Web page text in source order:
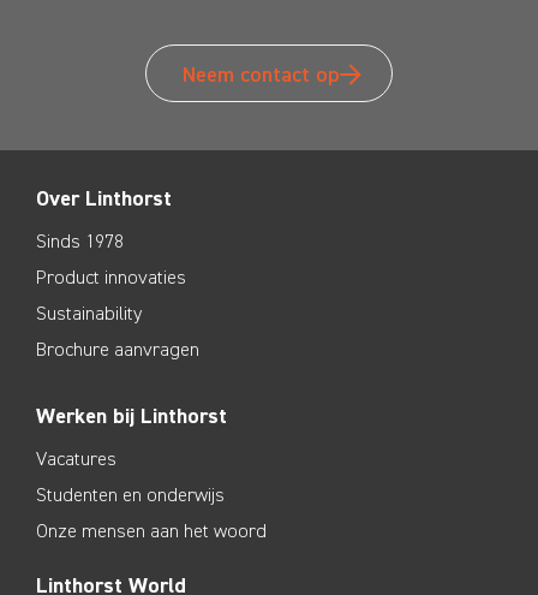
Neem contact op
Over Linthorst
Sinds 1978
Product innovaties
Sustainability
Brochure aanvragen
Werken bij Linthorst
Vacatures
Studenten en onderwijs
Onze mensen aan het woord
Linthorst World